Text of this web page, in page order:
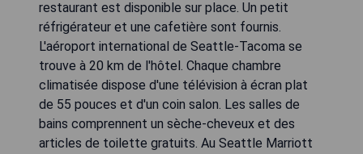
restaurant est disponible sur place. Un petit
réfrigérateur et une cafetière sont fournis.
L'aéroport international de Seattle-Tacoma se
trouve à 20 km de l'hôtel. Chaque chambre
climatisée dispose d'une télévision à écran plat
de 55 pouces et d'un coin salon. Les salles de
bains comprennent un sèche-cheveux et des
articles de toilette gratuits. Au Seattle Marriott